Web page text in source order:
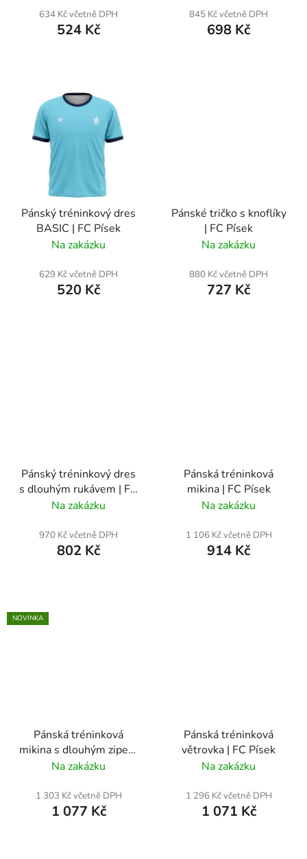
634 Kč včetně DPH
524 Kč
845 Kč včetně DPH
698 Kč
Pánský tréninkový dres
BASIC | FC Písek
Na zakázku
629 Kč včetně DPH
520 Kč
Pánské tričko s knoflíky
| FC Písek
Na zakázku
880 Kč včetně DPH
727 Kč
Pánský tréninkový dres
s dlouhým rukávem | FC
Písek
Na zakázku
970 Kč včetně DPH
802 Kč
Pánská tréninková
mikina | FC Písek
Na zakázku
1 106 Kč včetně DPH
914 Kč
NOVINKA
Pánská tréninková
mikina s dlouhým zipem
| FC Písek
Na zakázku
1 303 Kč včetně DPH
1 077 Kč
Pánská tréninková
větrovka | FC Písek
Na zakázku
1 296 Kč včetně DPH
1 071 Kč